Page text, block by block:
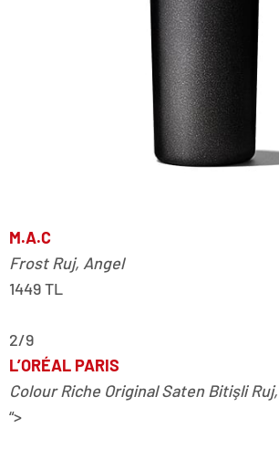
M.A.C
Frost Ruj, Angel
1449 TL
2/9
L’ORÉAL PARIS
Colour Riche Original Saten Bitişli Ruj
“>